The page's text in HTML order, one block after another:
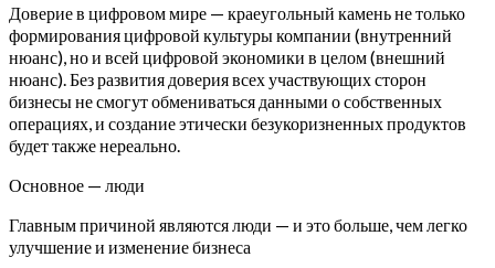
Доверие в цифровом мире — краеугольный камень не только
формирования цифровой культуры компании (внутренний
нюанс), но и всей цифровой экономики в целом (внешний
нюанс). Без развития доверия всех участвующих сторон
бизнесы не смогут обмениваться данными о собственных
операциях, и создание этически безукоризненных продуктов
будет также нереально.
Основное — люди
Главным причиной являются люди — и это больше, чем легко
улучшение и изменение бизнеса